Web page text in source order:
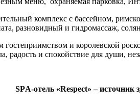
комплекс с бассейном,
разновидный и гидромассаж,
и королевской
радость и спокойствие для души,
SPА-отель «Respect» – источник